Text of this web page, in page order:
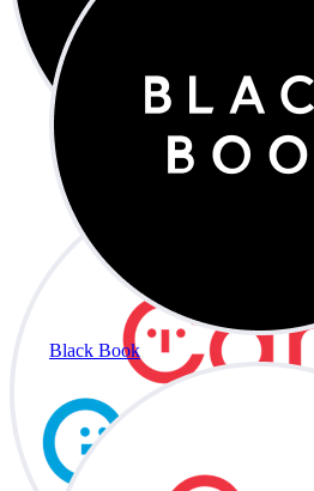
Black Book